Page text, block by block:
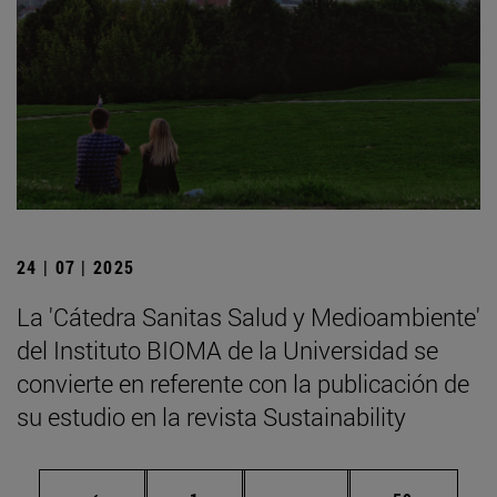
24 | 07 | 2025
La 'Cátedra Sanitas Salud y Medioambiente'
del Instituto BIOMA de la Universidad se
convierte en referente con la publicación de
su estudio en la revista Sustainability